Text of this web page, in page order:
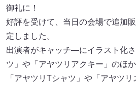
御礼に！
好評を受けて、当日の会場で追加
定しました。
出演者がキャッチ―にイラスト化
ツ」や「アヤツリアクキー」のほ
「アヤツリTシャツ」や「アヤツリ